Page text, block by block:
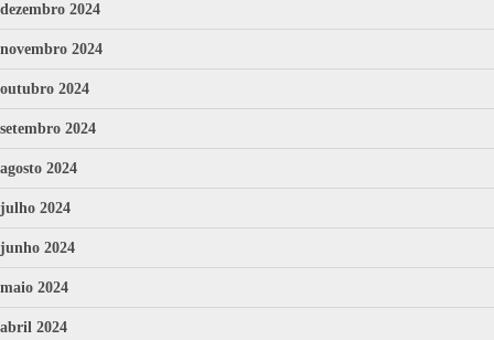
dezembro 2024
novembro 2024
outubro 2024
setembro 2024
agosto 2024
julho 2024
junho 2024
maio 2024
abril 2024